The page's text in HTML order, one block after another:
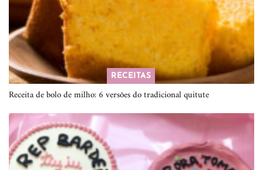
RECEITAS
Receita de bolo de milho: 6 versões do tradicional quitute